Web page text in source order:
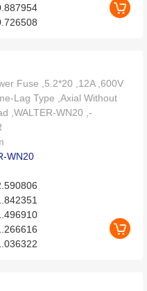
Fuse ,5.2*20 ,12A ,600V
Lag Type ,Axial Without
,WALTER-WN20 ,-
WN20